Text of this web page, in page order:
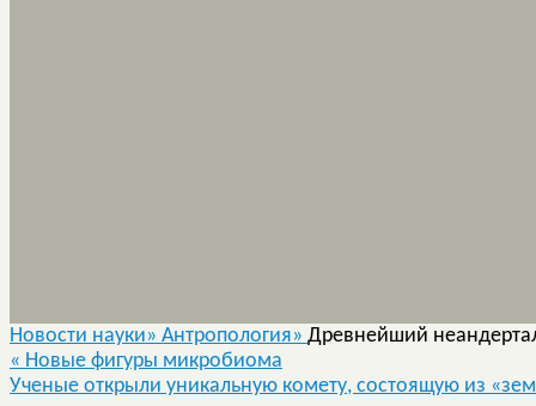
Новости науки» Антропология» Древнейший
« Новые фигуры микробиома
Ученые открыли уникальную комету, состоящую из